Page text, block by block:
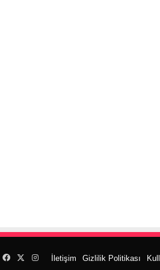
İletişim Gizlilik Politikası
Facebook
X Instagram